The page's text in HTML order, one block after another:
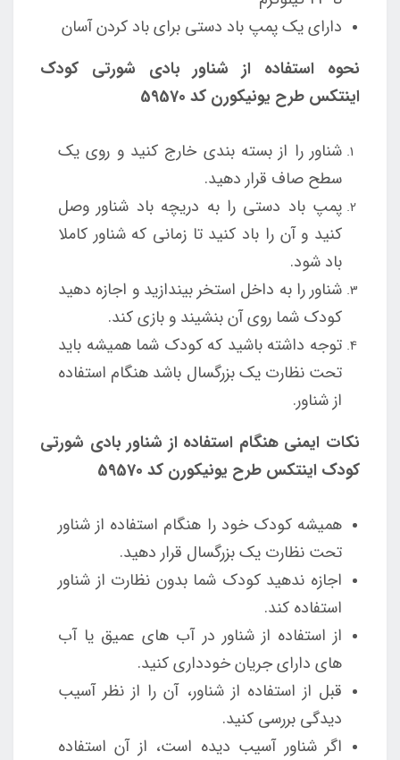
دارای یک پمپ باد دستی برای باد کردن آسان
نحوه استفاده از شناور بادی شورتی کودک
اینتکس طرح یونیکورن کد 59570
شناور را از بسته بندی خارج کنید و روی یک
سطح صاف قرار دهید.
پمپ باد دستی را به دریچه باد شناور وصل
کنید و آن را باد کنید تا زمانی که شناور کاملا
باد شود.
شناور را به داخل استخر بیندازید و اجازه دهید
کودک شما روی آن بنشیند و بازی کند.
توجه داشته باشید که کودک شما همیشه باید
تحت نظارت یک بزرگسال باشد هنگام استفاده
از شناور.
نکات ایمنی هنگام استفاده از شناور بادی شورتی
کودک اینتکس طرح یونیکورن کد 59570
همیشه کودک خود را هنگام استفاده از شناور
تحت نظارت یک بزرگسال قرار دهید.
اجازه ندهید کودک شما بدون نظارت از شناور
استفاده کند.
از استفاده از شناور در آب های عمیق یا آب
های دارای جریان خودداری کنید.
قبل از استفاده از شناور، آن را از نظر آسیب
دیدگی بررسی کنید.
اگر شناور آسیب دیده است، از آن استفاده